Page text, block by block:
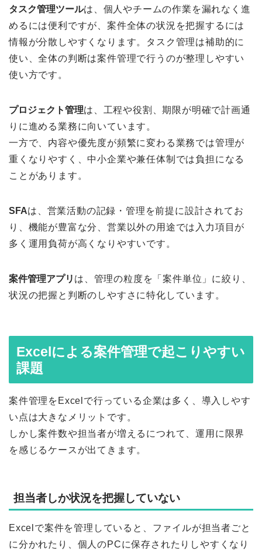
タスク管理ツールは、個人やチームの作業を漏れなく進
めるには便利ですが、案件全体の状況を把握するには
情報が分散しやすくなります。タスク管理は補助的に
使い、全体の判断は案件管理で行うのが整理しやすい
使い方です。
プロジェクト管理は、工程や役割、期限が明確で計画通
りに進める業務に向いています。
一方で、内容や優先度が頻繁に変わる業務では管理が
重くなりやすく、中小企業や兼任体制では負担になる
ことがあります。
SFAは、営業活動の記録・管理を前提に設計されてお
り、機能が豊富な分、営業以外の用途では入力項目が
多く運用負荷が高くなりやすいです。
案件管理アプリ は、管理の粒度を「案件単位」に絞り、
状況の把握と判断のしやすさに特化しています。
Excelによる案件管理で起こりやすい
課題
案件管理をExcelで行っている企業は多く、導入しやす
い点は大きなメリットです。
しかし案件数や担当者が増えるにつれて、運用に限界
を感じるケースが出てきます。
担当者しか状況を把握していない
Excelで案件を管理していると、ファイルが担当者ごと
に分かれたり、個人のPCに保存されたりしやすくなり